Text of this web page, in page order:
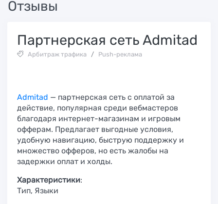
Отзывы
Партнерская сеть Admitad
Арбитраж трафика / Push-реклама
Admitad — партнерская сеть с оплатой за
действие, популярная среди вебмастеров
благодаря интернет-магазинам и игровым
офферам. Предлагает выгодные условия,
удобную навигацию, быструю поддержку и
множество офферов, но есть жалобы на
задержки оплат и холды.
Характеристики:
Тип, Языки